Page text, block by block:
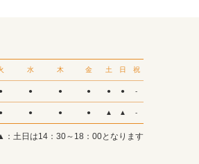
水 木 金 土 日 祝
● ● ● ● ● ● -
● ● ● ● ▲ ▲ -
：土日は14：30～18：00となります